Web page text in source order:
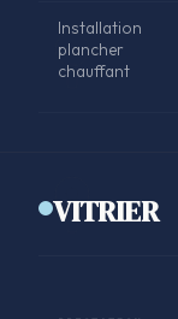
Installation
plancher
chauffant
VITRIER